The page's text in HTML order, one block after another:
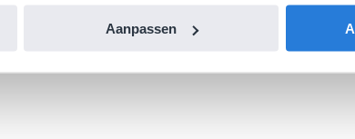
Aanpassen